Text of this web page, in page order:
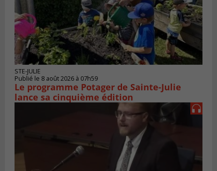
STE-JULIE
Publié le 8 août 2026 à 07h59
Le programme Potager de Sainte-Julie
lance sa cinquième édition